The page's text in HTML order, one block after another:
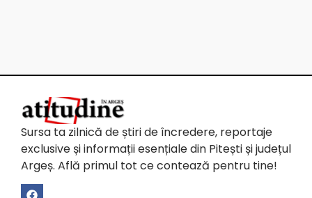
Sursa ta zilnică de știri de încredere, reportaje
exclusive și informații esențiale din Pitești și județul
Argeș. Află primul tot ce contează pentru tine!